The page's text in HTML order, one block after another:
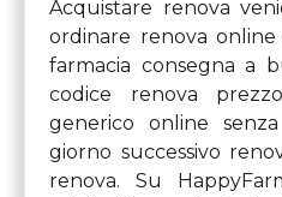
Acquistare renova
ordinare renova
farmacia consegna a
codice renova
generico online
giorno successivo
renova. Su